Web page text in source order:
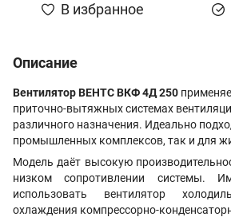
В избранное
Описание
Вентилятор ВЕНТС ВКФ 4Д 250
приточно-вытяжных системах
различного назначения. Идеально
промышленных комплексов, так и для
Модель даёт высокую
низком сопротивлении системы.
использовать вентилятор
охлаждения компрессорно-